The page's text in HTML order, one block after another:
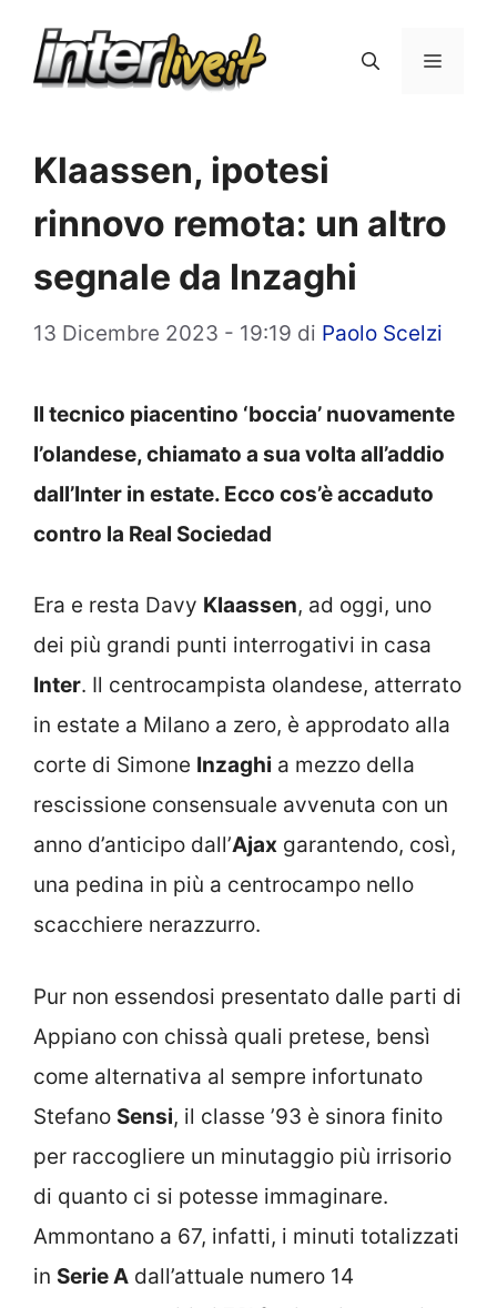
Menu
Klaassen, ipotesi
rinnovo remota: un altro
segnale da Inzaghi
13 Dicembre 2023 - 19:19 di Paolo Scelzi
Il tecnico piacentino ‘boccia’ nuovamente
l’olandese, chiamato a sua volta all’addio
dall’Inter in estate. Ecco cos’è accaduto
contro la Real Sociedad
Era e resta Davy Klaassen, ad oggi, uno
dei più grandi punti interrogativi in casa
Inter. Il centrocampista olandese, atterrato
in estate a Milano a zero, è approdato alla
corte di Simone Inzaghi a mezzo della
rescissione consensuale avvenuta con un
anno d’anticipo dall’Ajax garantendo, così,
una pedina in più a centrocampo nello
scacchiere nerazzurro.
Pur non essendosi presentato dalle parti di
Appiano con chissà quali pretese, bensì
come alternativa al sempre infortunato
Stefano Sensi, il classe ’93 è sinora finito
per raccogliere un minutaggio più irrisorio
di quanto ci si potesse immaginare.
Ammontano a 67, infatti, i minuti totalizzati
in Serie A dall’attuale numero 14